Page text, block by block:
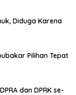
Diduga Karena
Pilihan Tepat
dan DPRK se-